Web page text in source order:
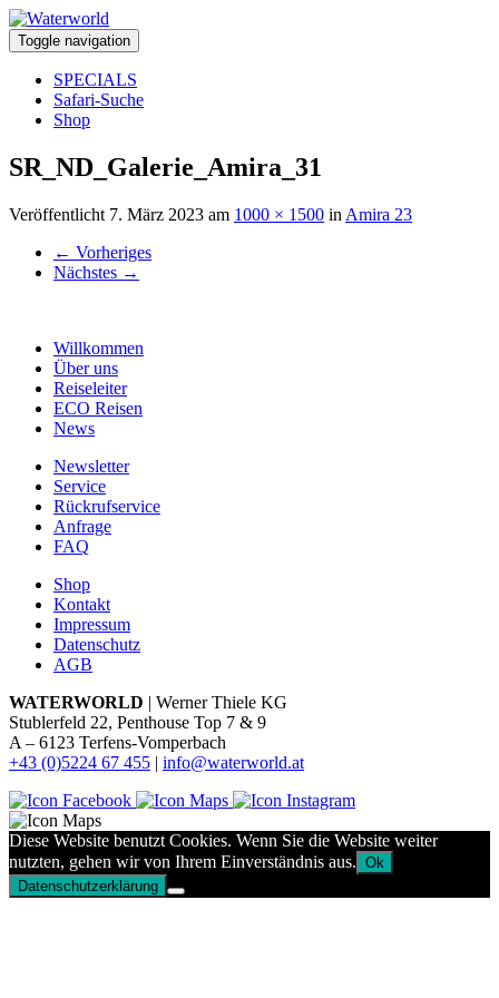
Toggle navigation
SPECIALS
Safari-Suche
Shop
SR_ND_Galerie_Amira_31
Veröffentlicht 7. März 2023 am 1000 × 1500 in Amira 23
← Vorheriges
Nächstes →
Willkommen
Über uns
Reiseleiter
ECO Reisen
News
Newsletter
Service
Rückrufservice
Anfrage
FAQ
Shop
Kontakt
Impressum
Datenschutz
AGB
WATERWORLD | Werner Thiele KG
Stublerfeld 22, Penthouse Top 7 & 9
A – 6123 Terfens-Vomperbach
+43 (0)5224 67 455 | info@waterworld.at
Diese Website benutzt Cookies. Wenn Sie die Website weiter
nutzten, gehen wir von Ihrem Einverständnis aus. Ok
Datenschutzerklärung